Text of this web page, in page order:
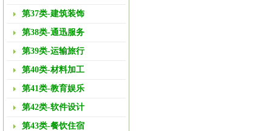
第37类-建筑装饰
第38类-通迅服务
第39类-运输旅行
第40类-材料加工
第41类-教育娱乐
第42类-软件设计
第43类-餐饮住宿